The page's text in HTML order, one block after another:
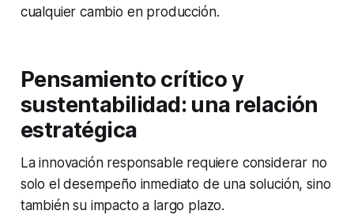
cualquier cambio en producción.
Pensamiento crítico y
sustentabilidad: una relación
estratégica
La innovación responsable requiere considerar no
solo el desempeño inmediato de una solución, sino
también su impacto a largo plazo.